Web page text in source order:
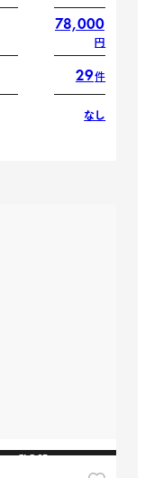
78,000
円
29件
なし
CLOSE